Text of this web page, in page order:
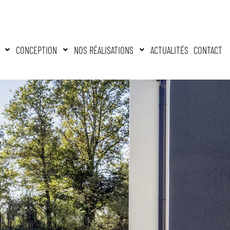
CONCEPTION NOS RÉALISATIONS ACTUALITÉS CONTACT